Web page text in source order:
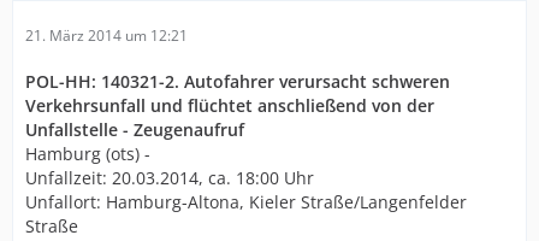
21. März 2014 um 12:21
POL-HH: 140321-2. Autofahrer verursacht schweren
Verkehrsunfall und flüchtet anschließend von der
Unfallstelle - Zeugenaufruf
Hamburg (ots) -
Unfallzeit: 20.03.2014, ca. 18:00 Uhr
Unfallort: Hamburg-Altona, Kieler Straße/Langenfelder
Straße